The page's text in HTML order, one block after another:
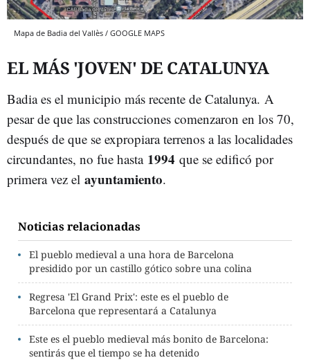
Mapa de Badia del Vallès / GOOGLE MAPS
EL MÁS 'JOVEN' DE CATALUNYA
Badia es el municipio más recente de Catalunya. A
pesar de que las construcciones comenzaron en los 70,
después de que se expropiara terrenos a las localidades
circundantes, no fue hasta 1994 que se edificó por
primera vez el ayuntamiento.
Noticias relacionadas
El pueblo medieval a una hora de Barcelona
presidido por un castillo gótico sobre una colina
Regresa 'El Grand Prix': este es el pueblo de
Barcelona que representará a Catalunya
Este es el pueblo medieval más bonito de Barcelona:
sentirás que el tiempo se ha detenido